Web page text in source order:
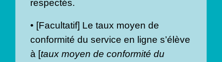
respectés.
• [Facultatif] Le taux moyen de
conformité du service en ligne s’élève
à [taux moyen de conformité du